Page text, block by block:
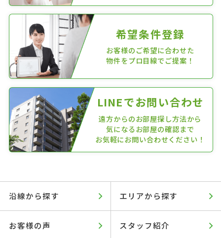
希望条件登録
お客様のご希望に合わせた
物件をプロ目線でご提案！
LINEでお問い合わせ
遠方からのお部屋探し方法から
気になるお部屋の確認まで
お気軽にお問い合わせください！
沿線から探す エリアから探す
お客様の声 スタッフ紹介